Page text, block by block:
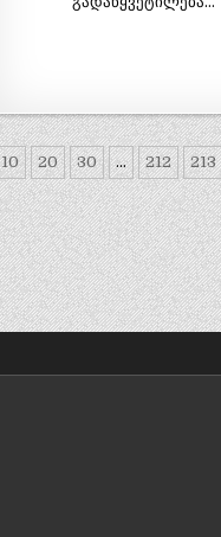
10 20 30 ... 212 213